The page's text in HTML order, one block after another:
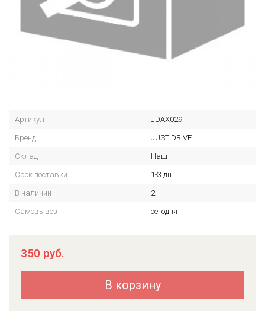
Артикул JDAX029
Бренд JUST DRIVE
Склад Наш
Срок поставки 1-3 дн.
В наличии 2
Самовывоз сегодня
350 руб.
В корзину